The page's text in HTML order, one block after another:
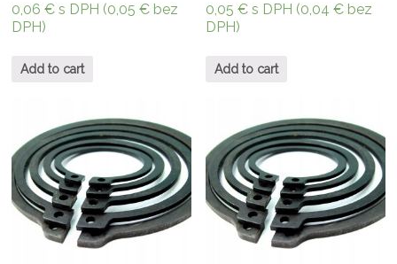
0,06€ s DPH (0,05€ bez
DPH)
Add to cart
0,05€ s DPH (0,04€ bez
DPH)
Add to cart